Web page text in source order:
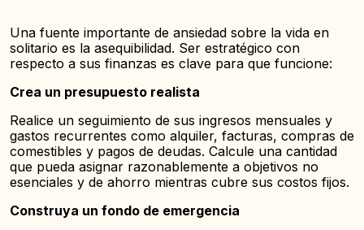
Una fuente importante de ansiedad sobre la vida en
solitario es la asequibilidad. Ser estratégico con
respecto a sus finanzas es clave para que funcione:
Crea un presupuesto realista
Realice un seguimiento de sus ingresos mensuales y
gastos recurrentes como alquiler, facturas, compras de
comestibles y pagos de deudas. Calcule una cantidad
que pueda asignar razonablemente a objetivos no
esenciales y de ahorro mientras cubre sus costos fijos.
Construya un fondo de emergencia